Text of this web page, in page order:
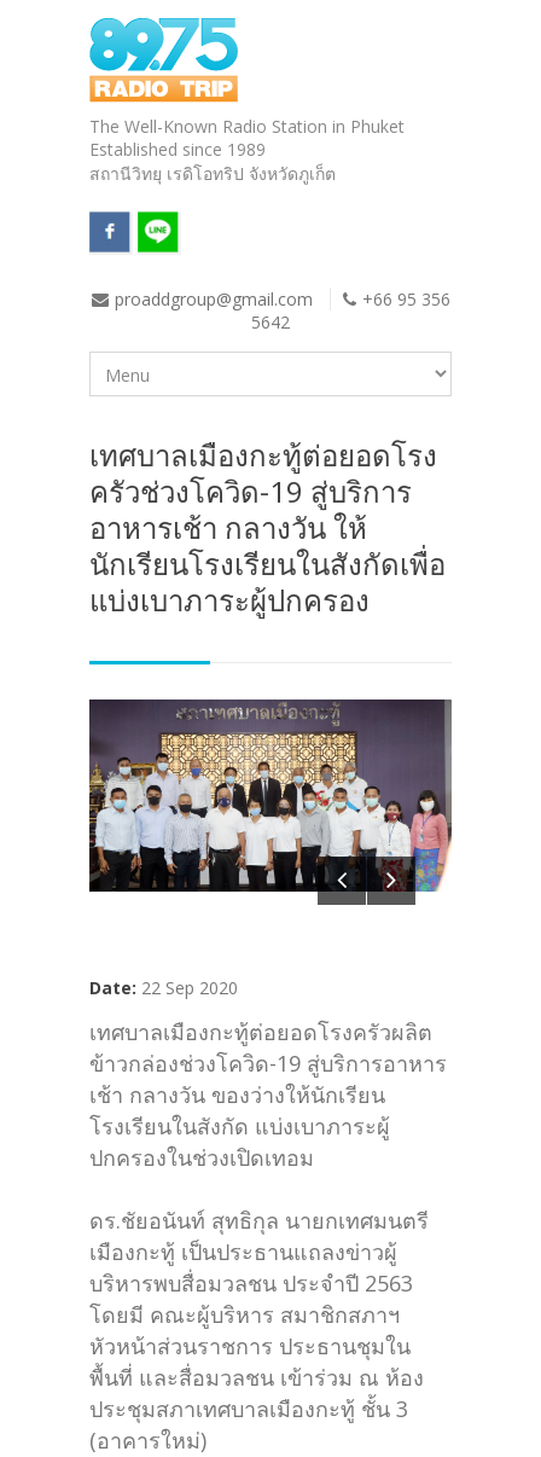
The Well-Known Radio Station in Phuket
Established since 1989
สถานีวิทยุ เรดิโอทริป จังหวัดภูเก็ต
proaddgroup@gmail.com
+66 95 356
5642
เทศบาลเมืองกะทู้ต่อยอดโรง
ครัวช่วงโควิด-19 สู่บริการ
อาหารเช้า กลางวัน ให้
นักเรียนโรงเรียนในสังกัดเพื่อ
แบ่งเบาภาระผู้ปกครอง
Date: 22 Sep 2020
เทศบาลเมืองกะทู้ต่อยอดโรงครัวผลิต
ข้าวกล่องช่วงโควิด-19 สู่บริการอาหาร
เช้า กลางวัน ของว่างให้นักเรียน
โรงเรียนในสังกัด แบ่งเบาภาระผู้
ปกครองในช่วงเปิดเทอม
ดร.ชัยอนันท์ สุทธิกุล นายกเทศมนตรี
เมืองกะทู้ เป็นประธานแถลงข่าวผู้
บริหารพบสื่อมวลชน ประจำปี 2563
โดยมี คณะผู้บริหาร สมาชิกสภาฯ
หัวหน้าส่วนราชการ ประธานชุมใน
พื้นที่ และสื่อมวลชน เข้าร่วม ณ ห้อง
ประชุมสภาเทศบาลเมืองกะทู้ ชั้น 3
(อาคารใหม่)